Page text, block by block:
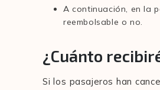
A continuación, en la
reembolsable o no.
¿Cuánto
Si los pasajeros han